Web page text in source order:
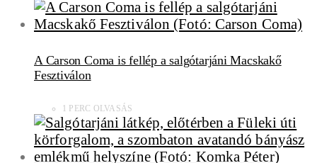
A Carson Coma is fellép a salgótarjáni Macskakő
Fesztiválon
1 PERC OLVASÁS